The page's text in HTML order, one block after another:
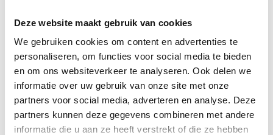
Deze website maakt gebruik van cookies
We gebruiken cookies om content en advertenties te
personaliseren, om functies voor social media te bieden
en om ons websiteverkeer te analyseren. Ook delen we
informatie over uw gebruik van onze site met onze
partners voor social media, adverteren en analyse. Deze
partners kunnen deze gegevens combineren met andere
informatie die u aan ze heeft verstrekt of die ze hebben
TECHNISCHE MOEILIJKHEIDSGRAAD
moeilijk
BEWEGWIJZERING
TIP:ontbrekende signalisatie kan je melden via het
Routemeldpunt